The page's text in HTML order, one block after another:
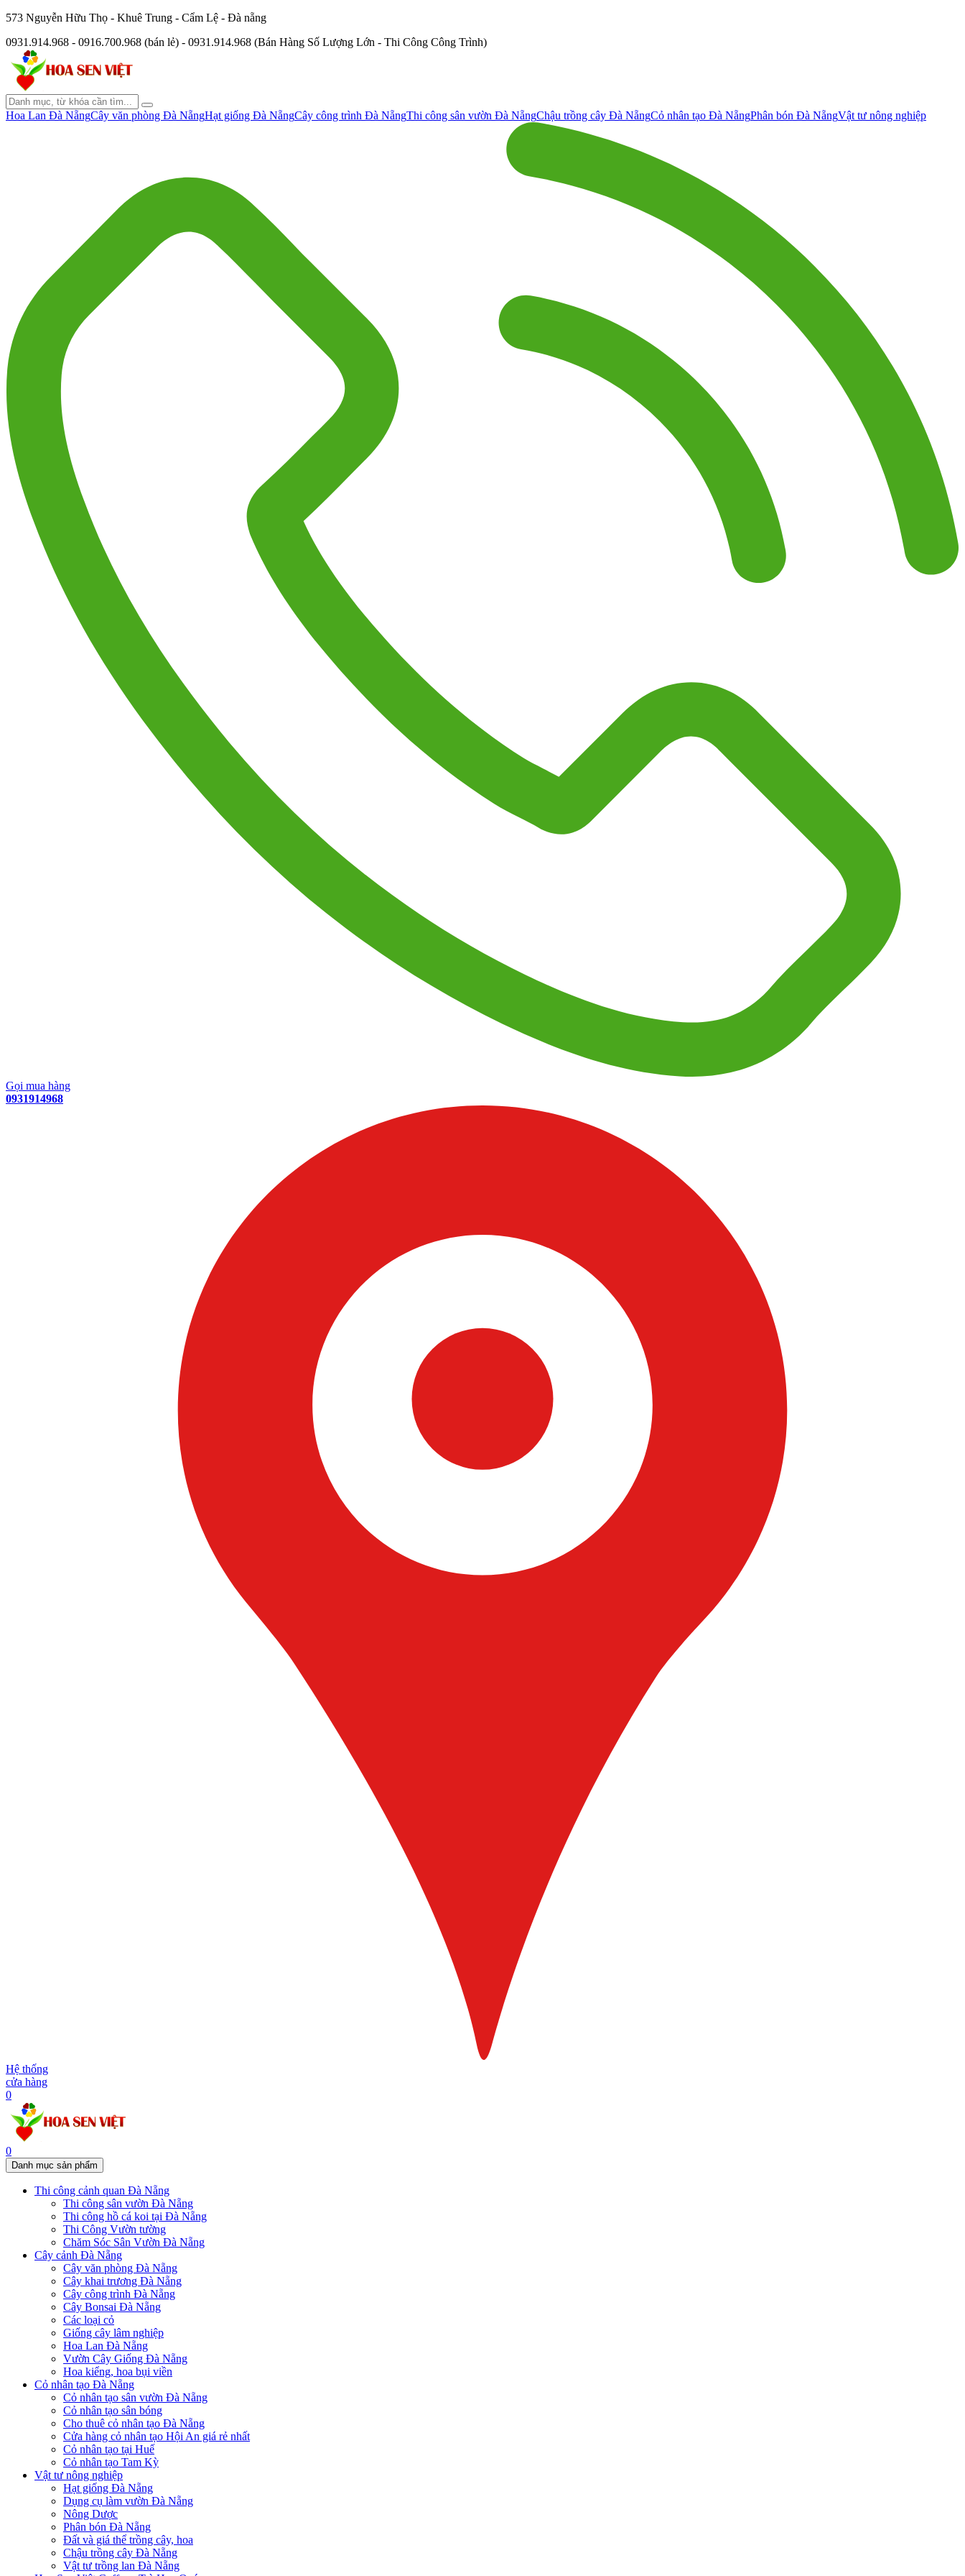
573 Nguyễn Hữu Thọ - Khuê Trung - Cẩm Lệ - Đà nẵng
0931.914.968 - 0916.700.968 (bán lẻ) - 0931.914.968 (Bán Hàng Số Lượng Lớn - Thi Công Công Trình)
Hoa Lan Đà NẵngCây văn phòng Đà NẵngHạt giống Đà NẵngCây công trình Đà NẵngThi công sân vườn Đà NẵngChậu trồng cây Đà NẵngCỏ nhân tạo Đà NẵngPhân bón Đà NẵngVật tư nông nghiệp
Gọi mua hàng
0931914968
Hệ thống
cửa hàng
0
0
Danh mục sản phẩm
Thi công cảnh quan Đà Nẵng
Thi công sân vườn Đà Nẵng
Thi công hồ cá koi tại Đà Nẵng
Thi Công Vườn tường
Chăm Sóc Sân Vườn Đà Nẵng
Cây cảnh Đà Nẵng
Cây văn phòng Đà Nẵng
Cây khai trương Đà Nẵng
Cây công trình Đà Nẵng
Cây Bonsai Đà Nẵng
Các loại cỏ
Giống cây lâm nghiệp
Hoa Lan Đà Nẵng
Vườn Cây Giống Đà Nẵng
Hoa kiểng, hoa bụi viền
Cỏ nhân tạo Đà Nẵng
Cỏ nhân tạo sân vườn Đà Nẵng
Cỏ nhân tạo sân bóng
Cho thuê cỏ nhân tạo Đà Nẵng
Cửa hàng cỏ nhân tạo Hội An giá rẻ nhất
Cỏ nhân tạo tại Huế
Cỏ nhân tạo Tam Kỳ
Vật tư nông nghiệp
Hạt giống Đà Nẵng
Dụng cụ làm vườn Đà Nẵng
Nông Dược
Phân bón Đà Nẵng
Đất và giá thể trồng cây, hoa
Chậu trồng cây Đà Nẵng
Vật tư trồng lan Đà Nẵng